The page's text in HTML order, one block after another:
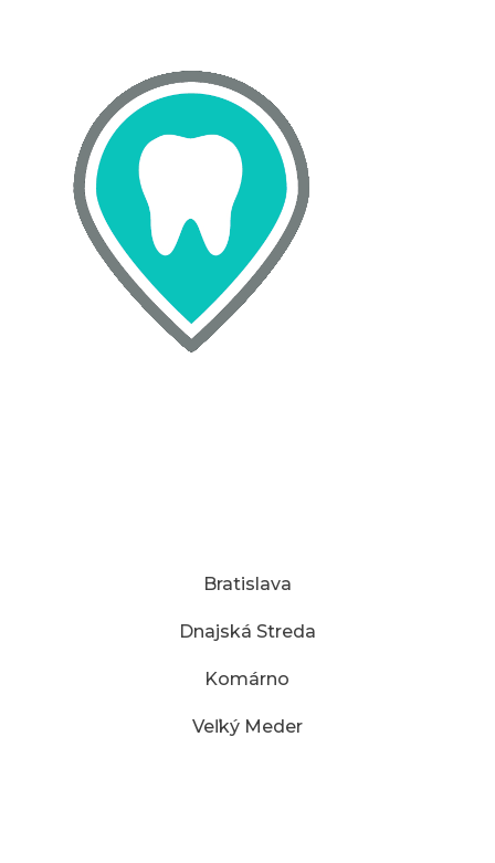
Bratislava
Dnajská Streda
Komárno
Veľký Meder